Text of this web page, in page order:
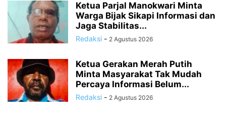
Ketua Parjal Manokwari Minta
Warga Bijak Sikapi Informasi dan
Jaga Stabilitas...
Redaksi - 2 Agustus 2026
Ketua Gerakan Merah Putih
Minta Masyarakat Tak Mudah
Percaya Informasi Belum...
Redaksi - 2 Agustus 2026